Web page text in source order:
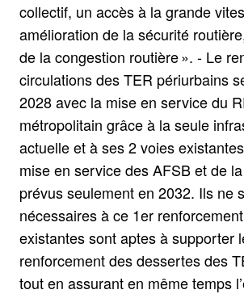
collectif, un accès à la grande
amélioration de la sécurité
de la congestion routière ». - Le
circulations des TER périurbains
2028 avec la mise en service du
métropolitain grâce à la seule
actuelle et à ses 2 voies
mise en service des AFSB et de
prévus seulement en 2032. Ils ne
nécessaires à ce 1er
existantes sont aptes à supporter
renforcement des dessertes des
tout en assurant en même temps